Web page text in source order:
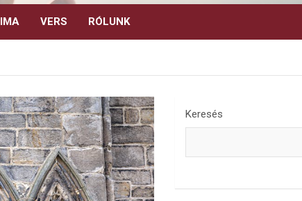
IMA VERS RÓLUNK
Keresés